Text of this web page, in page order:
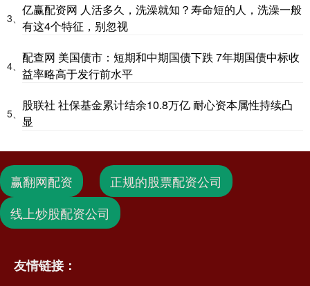
3、
亿赢配资网 人活多久，洗澡就知？寿命短的人，洗澡一般
有这4个特征，别忽视
4、
配查网 美国债市：短期和中期国债下跌 7年期国债中标收
益率略高于发行前水平
5、
股联社 社保基金累计结余10.8万亿 耐心资本属性持续凸
显
赢翻网配资
正规的股票配资公司
线上炒股配资公司
友情链接：